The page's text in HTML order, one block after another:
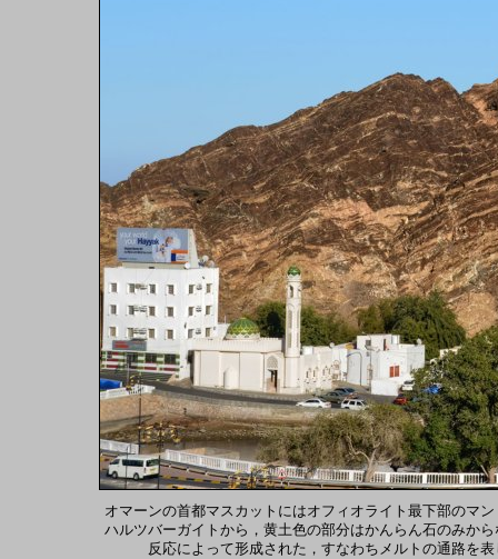
オマーンの首都マスカットにはオフィオライト最下部のマ
ハルツバーガイトから，黄土色の部分はかんらん石のみか
反応によって形成された，すなわちメルトの通路を